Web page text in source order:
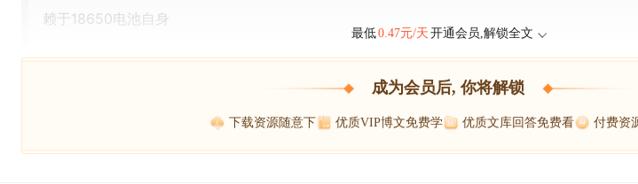
赖于18650电池自身
最低0.47元/天 开通会员,解锁全文
成为会员后, 你将解锁
下载资源随意下 优质VIP博文免费学 优质文库回答免费看 付费资